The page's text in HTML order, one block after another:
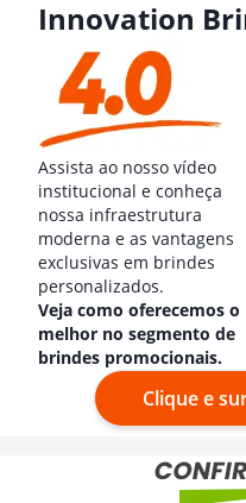
Innovation
Assista ao nosso vídeo
institucional e conheça
nossa infraestrutura
moderna e as vantagens
exclusivas em brindes
personalizados.
Veja como oferecemos o
melhor no segmento de
brindes promocionais.
Clique e